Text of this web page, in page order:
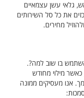
גלאי עשן עצמאיים
את כל סל השירותים
מחירים.
בו שוב למה?.
מילוי מחודש
אנו מעסיקים ממונה